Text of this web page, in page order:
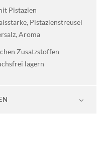
Pistazien
Pistazienstreusel
Aroma
Zusatzstoffen
lagern